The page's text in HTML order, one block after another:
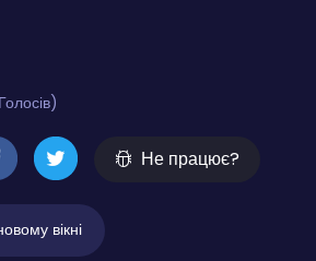
Не працює?
вікні